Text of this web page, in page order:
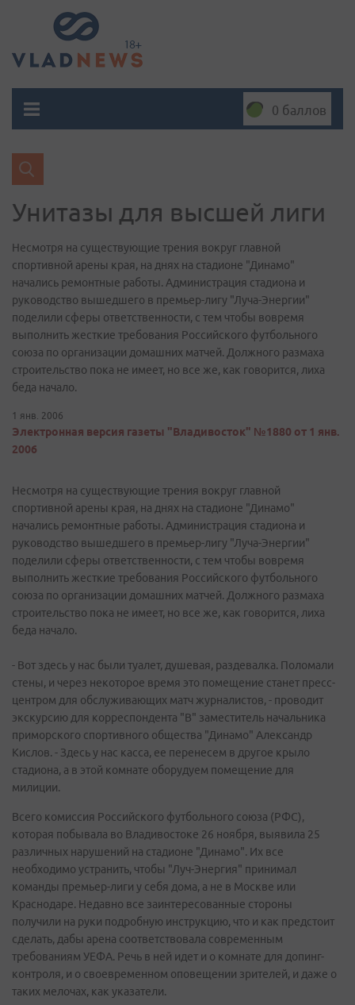
0 баллов
Унитазы для высшей лиги
Несмотря на существующие трения вокруг главной
спортивной арены края, на днях на стадионе "Динамо"
начались ремонтные работы. Администрация стадиона и
руководство вышедшего в премьер-лигу "Луча-Энергии"
поделили сферы ответственности, с тем чтобы вовремя
выполнить жесткие требования Российского футбольного
союза по организации домашних матчей. Должного размаха
строительство пока не имеет, но все же, как говорится, лиха
беда начало.
1 янв. 2006
Электронная версия газеты "Владивосток" №1880 от 1 янв.
2006
Несмотря на существующие трения вокруг главной
спортивной арены края, на днях на стадионе "Динамо"
начались ремонтные работы. Администрация стадиона и
руководство вышедшего в премьер-лигу "Луча-Энергии"
поделили сферы ответственности, с тем чтобы вовремя
выполнить жесткие требования Российского футбольного
союза по организации домашних матчей. Должного размаха
строительство пока не имеет, но все же, как говорится, лиха
беда начало.
- Вот здесь у нас были туалет, душевая, раздевалка. Поломали
стены, и через некоторое время это помещение станет пресс-
центром для обслуживающих матч журналистов, - проводит
экскурсию для корреспондента "В" заместитель начальника
приморского спортивного общества "Динамо" Александр
Кислов. - Здесь у нас касса, ее перенесем в другое крыло
стадиона, а в этой комнате оборудуем помещение для
милиции.
Всего комиссия Российского футбольного союза (РФС),
которая побывала во Владивостоке 26 ноября, выявила 25
различных нарушений на стадионе "Динамо". Их все
необходимо устранить, чтобы "Луч-Энергия" принимал
команды премьер-лиги у себя дома, а не в Москве или
Краснодаре. Недавно все заинтересованные стороны
получили на руки подробную инструкцию, что и как предстоит
сделать, дабы арена соответствовала современным
требованиям УЕФА. Речь в ней идет и о комнате для допинг-
контроля, и о своевременном оповещении зрителей, и даже о
таких мелочах, как указатели.